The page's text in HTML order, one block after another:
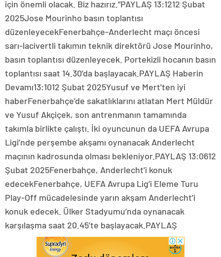
için önemli olacak. Biz hazırız.”PAYLAŞ 13:1212 Şubat
2025Jose Mourinho basın toplantısı
düzenleyecekFenerbahçe-Anderlecht maçı öncesi
sarı-lacivertli takımın teknik direktörü Jose Mourinho,
basın toplantısı düzenleyecek. Portekizli hocanın basın
toplantısı saat 14.30’da başlayacak.PAYLAŞ Haberin
Devamı13:1012 Şubat 2025Yusuf ve Mert'ten iyi
haberFenerbahçe’de sakatlıklarını atlatan Mert Müldür
ve Yusuf Akçiçek, son antrenmanın tamamında
takımla birlikte çalıştı. İki oyuncunun da UEFA Avrupa
Ligi’nde perşembe akşamı oynanacak Anderlecht
maçının kadrosunda olması bekleniyor.PAYLAŞ 13:0612
Şubat 2025Fenerbahçe, Anderlecht'i konuk
edecekFenerbahçe, UEFA Avrupa Lig’i Eleme Turu
Play-Off mücadelesinde yarın akşam Anderlecht’i
konuk edecek. Ülker Stadyumu’nda oynanacak
karşılaşma saat 20.45’te başlayacak.PAYLAŞ